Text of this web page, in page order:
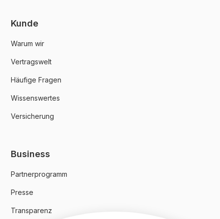
Kunde
Warum wir
Vertragswelt
Häufige Fragen
Wissenswertes
Versicherung
Business
Partnerprogramm
Presse
Transparenz